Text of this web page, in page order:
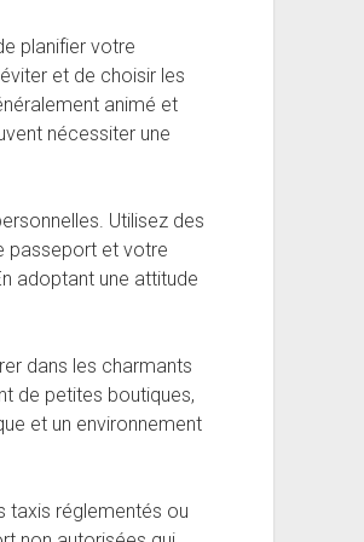
planifier votre
et de choisir les
animé et
nécessiter une
Utilisez des
passeport et votre
adoptant une attitude
dans les charmants
de petites boutiques,
et un environnement
taxis réglementés ou